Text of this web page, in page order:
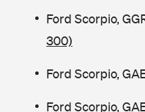
Ford Scorpio,
300)
Ford Scorpio,
Ford Scorpio,